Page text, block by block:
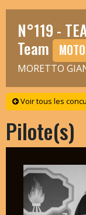
N°119 -
Team MOTO
MORETTO
Voir tous les
Pilote(s)